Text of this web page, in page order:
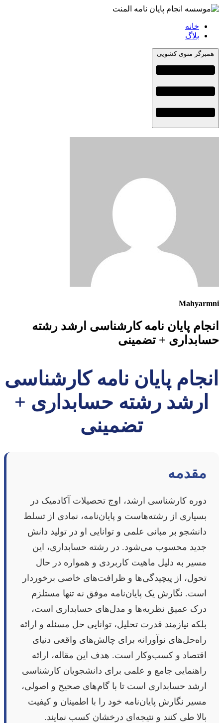
خانه
بلاگ
همبرگر منوی کشویی
Mahyarmni
انجام پایان نامه کارشناسی ارشد رشته
حسابداری + تضمینی
انجام پایان نامه کارشناسی
ارشد رشته حسابداری +
تضمینی
مقدمه
دوره کارشناسی ارشد، اوج تحصیلات آکادمیک در
بسیاری از رشته‌هاست و پایان‌نامه، نمادی از تسلط
دانشجو بر مبانی علمی و توانایی او در تولید دانش
جدید محسوب می‌شود. در رشته حسابداری، این
مسیر به دلیل ماهیت کاربردی و همواره در حال
تحول، از پیچیدگی‌ها و ظرافت‌های خاصی برخوردار
است. نگارش یک پایان‌نامه موفق نه تنها مستلزم
درک عمیق نظریه‌ها و مدل‌های حسابداری است،
بلکه نیازمند قدرت تحلیل، توانایی حل مسئله و ارائه
راه‌حل‌های نوآورانه برای چالش‌های واقعی دنیای
اقتصاد و کسب‌وکار است. هدف این مقاله، ارائه
راهنمایی جامع و علمی برای دانشجویان کارشناسی
ارشد حسابداری است تا با گام‌های صحیح و اصولی،
مسیر نگارش پایان‌نامه خود را با اطمینان و کیفیت
بالا طی کنند و نتیجه‌ای درخشان کسب نمایند.